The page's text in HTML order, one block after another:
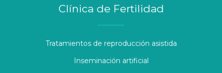
Clínica de Fertilidad
Tratamientos de reproducción asistida
Inseminación artificial